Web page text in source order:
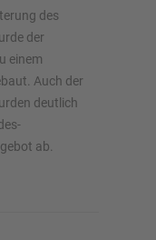
des
der
einem
Auch der
deutlich
ab.